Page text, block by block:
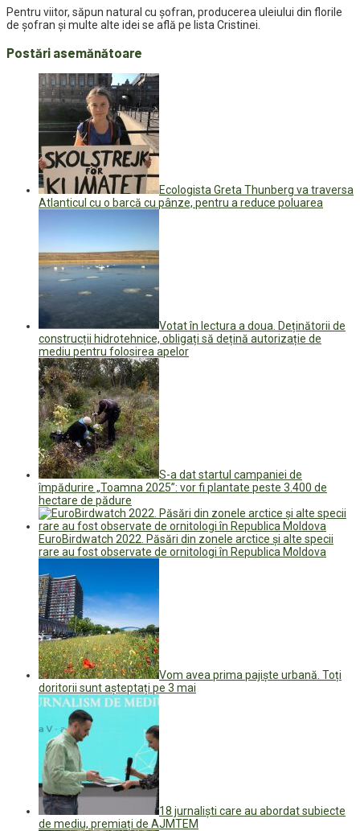
Pentru viitor, săpun natural cu șofran, producerea uleiului din florile
de șofran și multe alte idei se află pe lista Cristinei.
Postări asemănătoare
Ecologista Greta Thunberg va traversa
Atlanticul cu o barcă cu pânze, pentru a reduce poluarea
Votat în lectura a doua. Deținătorii de
construcții hidrotehnice, obligați să dețină autorizație de
mediu pentru folosirea apelor
S-a dat startul campaniei de
împădurire „Toamna 2025”: vor fi plantate peste 3.400 de
hectare de pădure
EuroBirdwatch 2022. Păsări din zonele arctice și alte specii
rare au fost observate de ornitologi în Republica Moldova
Vom avea prima pajiște urbană. Toți
doritorii sunt așteptați pe 3 mai
18 jurnaliști care au abordat subiecte
de mediu, premiați de AJMTEM